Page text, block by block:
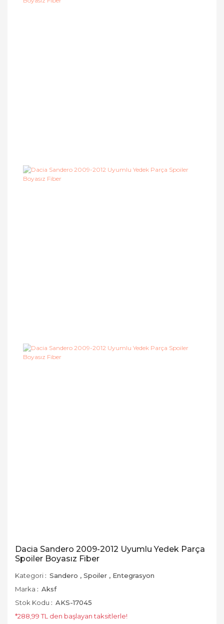
Dacia Sandero 2009-2012 Uyumlu Yedek Parça
Spoiler Boyasız Fiber
Kategori Sandero , Spoiler , Entegrasyon
Marka
Aksf
Stok Kodu
AKS-17045
*288,99 TL den başlayan taksitlerle!